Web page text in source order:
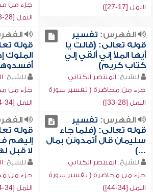
النمل [17-27])
جزء من
النمل [28-33])
الفهرس: تفسير
قوله تعالى: (قالت يا
أيها الملأ إني ألقي إلي
كتاب كريم)
للشيخ: المنتصر الكتاني
جزء من محاضرة ( تفسير سورة
النمل [28-33])
قوله
الملوك
للشيخ:
جزء من
النمل [34-44])
الفهرس: تفسير
قوله تعالى: (فلما جاء
سليمان قال أتمدونن بمال
...)
للشيخ: المنتصر الكتاني
جزء من محاضرة ( تفسير سورة
النمل [34-44])
قوله
إليهم
لا قبل
للشيخ:
جزء من
النمل [34-44])